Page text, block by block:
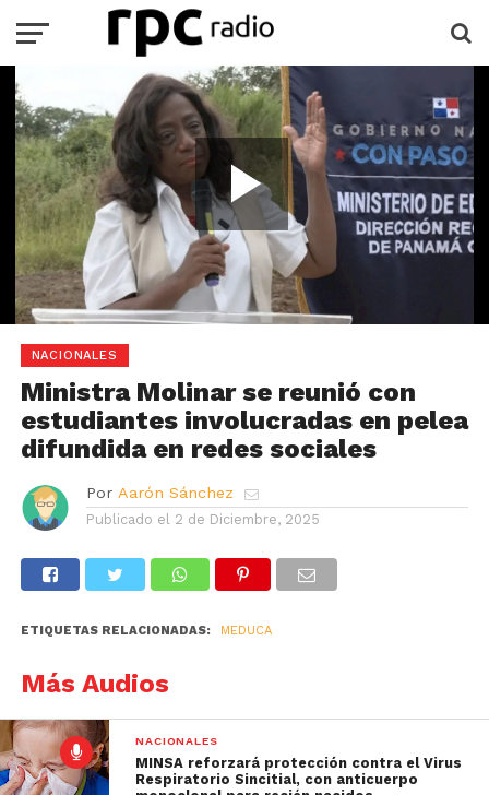
Play
Video
Play Mute
Time
Loaded
85.61%
NACIONALES
Ministra Molinar se reunió con
estudiantes involucradas en pelea
difundida en redes sociales
Por Aarón Sánchez
Publicado el 2 de Diciembre, 2025
ETIQUETAS RELACIONADAS: MEDUCA
Más Audios
NACIONALES
MINSA reforzará protección contra el Virus
Respiratorio Sincitial, con anticuerpo